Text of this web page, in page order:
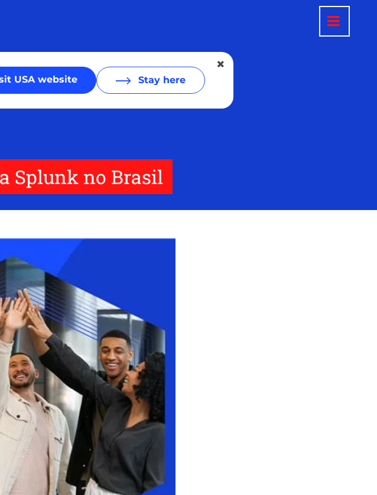
USA website Stay here
Splunk no Brasil